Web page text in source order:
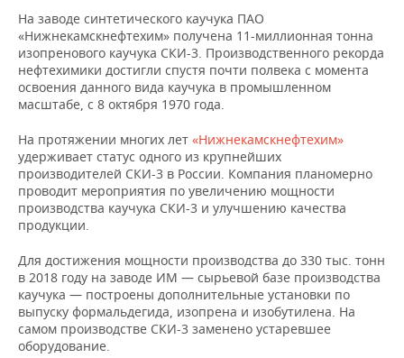
ONLINE-КОНФЕРЕНЦИИ
ОТКРЫТАЯ ЛЕКЦИЯ
ХОККЕЙ
БАСКЕТБОЛ
ВОЛЕЙБОЛ
КИБЕРСПОРТ
ФИГУРНОЕ КАТАНИЕ
ВОДНЫЕ ВИДЫ СПОРТА
ХОККЕЙ С МЯЧОМ
ВЛАСТЬ
ИНФРАСТРУКТУРА
ИСТОРИЯ
КУЛЬТУРА
МЕДИЦИНА
ОБРАЗОВАНИЕ
ПРОИСШЕСТВИЯ
ФОТОГАЛЕРЕЯ
СЮЖЕТЫ
СПРАВОЧНИК
СПИСОК ПЕРСОН
СПИСОК КОМПАНИЙ
ПОЛНАЯ ВЕРСИЯ
На заводе синтетического каучука ПАО
«Нижнекамскнефтехим» получена 11-миллионная тонна
изопренового каучука СКИ-3. Производственного рекорда
нефтехимики достигли спустя почти полвека с момента
освоения данного вида каучука в промышленном
масштабе, с 8 октября 1970 года.
На протяжении многих лет «Нижнекамскнефтехим»
удерживает статус одного из крупнейших
производителей СКИ-3 в России. Компания планомерно
проводит мероприятия по увеличению мощности
производства каучука СКИ-3 и улучшению качества
продукции.
Для достижения мощности производства до 330 тыс. тонн
в 2018 году на заводе ИМ — сырьевой базе производства
каучука — построены дополнительные установки по
выпуску формальдегида, изопрена и изобутилена. На
самом производстве СКИ-3 заменено устаревшее
оборудование.